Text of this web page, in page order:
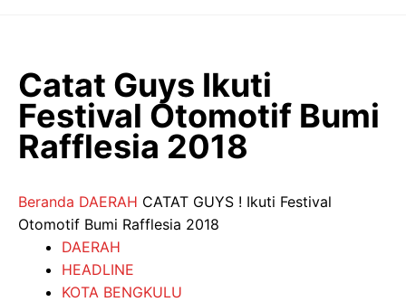
Catat Guys Ikuti
Festival Otomotif Bumi
Rafflesia 2018
Beranda DAERAH CATAT GUYS ! Ikuti Festival
Otomotif Bumi Rafflesia 2018
DAERAH
HEADLINE
KOTA BENGKULU